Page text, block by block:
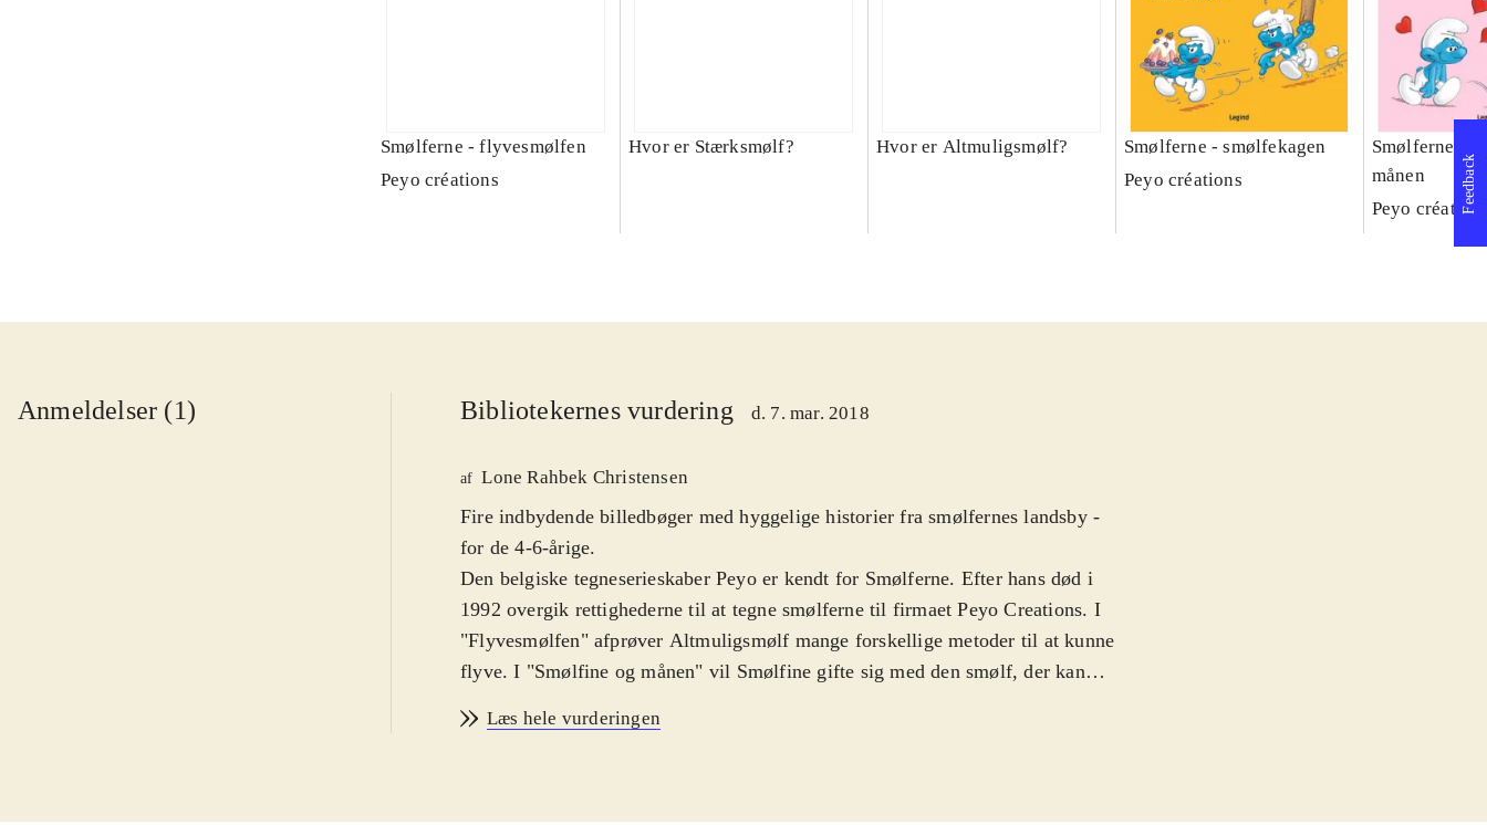
Smølferne - flyvesmølfen
Peyo créations
Hvor er Stærksmølf? Hvor er Altmuligsmølf?
Smølferne - smølfekagen
Peyo créations
Smølferne -
månen
Peyo
Anmeldelser (1) Bibliotekernes vurdering d. 7. mar. 2018
af Lone Rahbek Christensen
Fire indbydende billedbøger med hyggelige historier fra smølfernes landsby -
for de 4-6-årige.
Den belgiske tegneserieskaber Peyo er kendt for Smølferne. Efter hans død i
1992 overgik rettighederne til at tegne smølferne til firmaet Peyo Creations. I
"Flyvesmølfen" afprøver Altmuligsmølf mange forskellige metoder til at kunne
flyve. I "Smølfine og månen" vil Smølfine gifte sig med den smølf, der kan
"Smølfekagen" bliver to smølfer sendt ud for at skaffe æg til en kage, men det
Læs hele vurderingen
Feedback